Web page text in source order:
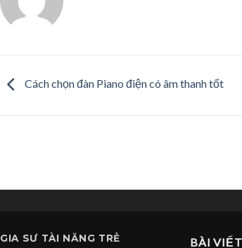
Cách chọn đàn Piano điện có âm thanh tốt
GIA SƯ TÀI NĂNG TRẺ BÀI